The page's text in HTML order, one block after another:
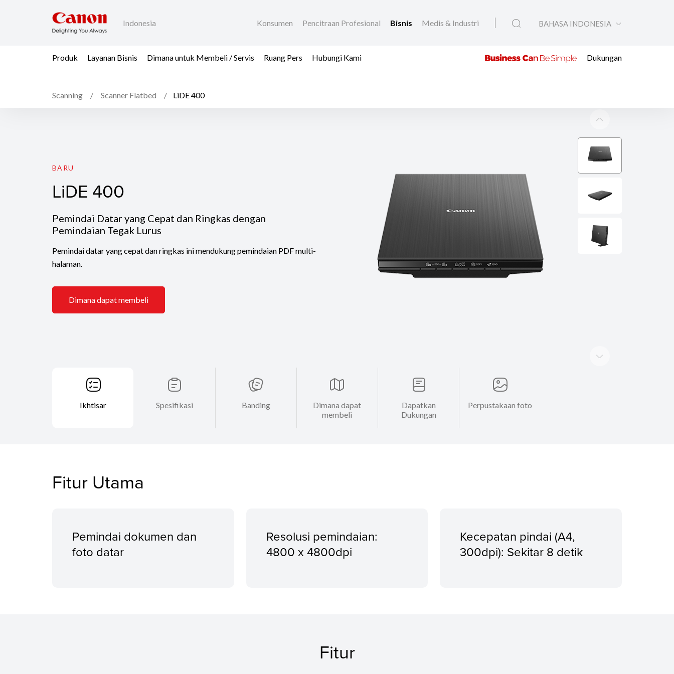
Indonesia Konsumen Pencitraan Profesional Bisnis Medis & Industri BAHASA INDONESIA
Produk Layanan Bisnis Dimana untuk Membeli / Servis Ruang Pers Hubungi Kami Dukungan
Scanning Scanner Flatbed LiDE 400
BARU
LiDE 400
Pemindai Datar yang Cepat dan Ringkas dengan
Pemindaian Tegak Lurus
Pemindai datar yang cepat dan ringkas ini mendukung pemindaian PDF multi-
halaman.
Dimana dapat membeli
Ikhtisar Spesifikasi Banding
Dimana dapat
membeli
Dapatkan
Dukungan
Perpustakaan foto
Fitur Utama
Pemindai dokumen dan
foto datar
Resolusi pemindaian:
4800 x 4800dpi
Kecepatan pindai (A4,
300dpi): Sekitar 8 detik
Fitur